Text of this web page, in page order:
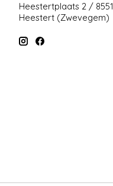
Heestertplaats 2 / 8551
Heestert (Zwevegem)